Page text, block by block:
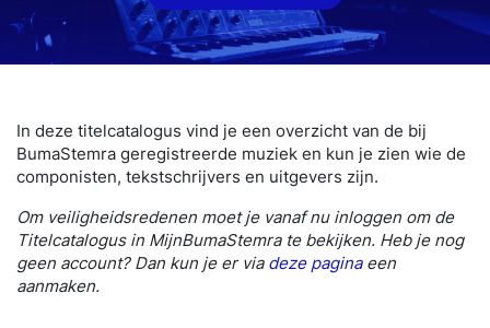
In deze titelcatalogus vind je een overzicht van de bij
BumaStemra geregistreerde muziek en kun je zien wie de
componisten, tekstschrijvers en uitgevers zijn.
Om veiligheidsredenen moet je vanaf nu inloggen om de
Titelcatalogus in MijnBumaStemra te bekijken. Heb je nog
geen account? Dan kun je er via deze paginaeen
aanmaken.